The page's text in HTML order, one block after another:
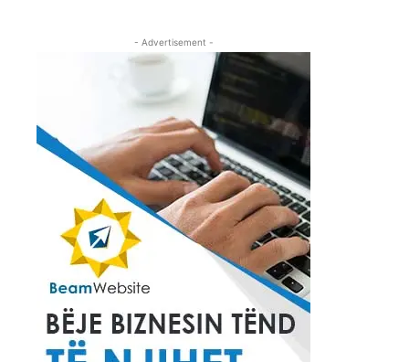
- Advertisement -